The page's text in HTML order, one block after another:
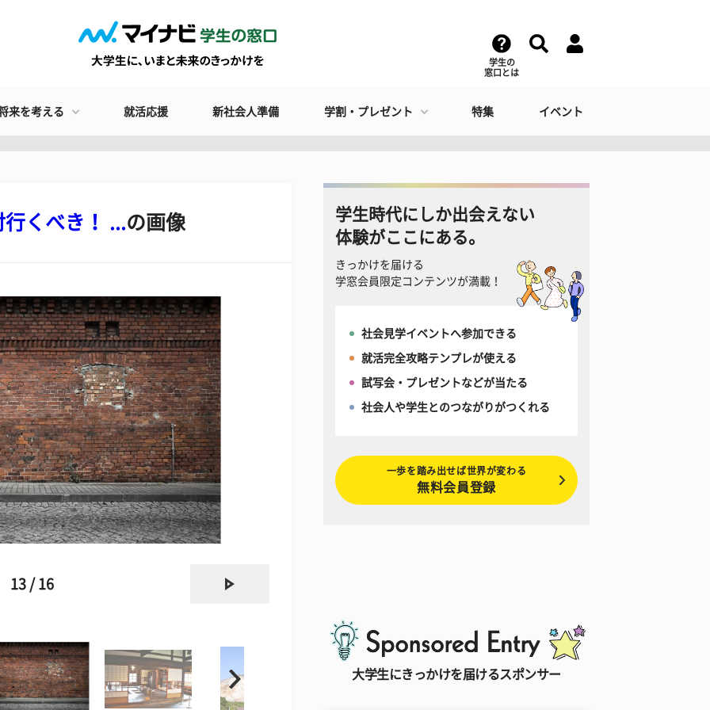
学生の
窓口とは
来を考える 就活応援 新社会人準備 学割・プレゼント 特集 イベント
くべき！ ...の画像
13 / 16
学生時代にしか出会えない
体験がここにある。
きっかけを届ける
学窓会員限定コンテンツが満載！
社会見学イベントへ参加できる
就活完全攻略テンプレが使える
試写会・プレゼントなどが当たる
社会人や学生とのつながりがつくれる
一歩を踏み出せば世界が変わる
無料会員登録
大学生にきっかけを届けるスポンサー